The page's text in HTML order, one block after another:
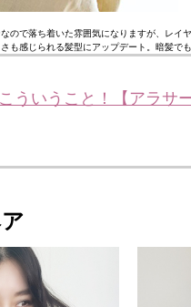
で落ち着いた雰囲気になりますが、レイ
感じられる髪型にアップデート。暗髪で
ういうこと！【アラサ